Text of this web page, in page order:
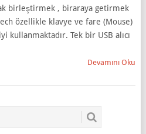
birleştirmek , biraraya getirmek
özellikle klavye ve fare (Mouse)
Tek bir USB alıcı
Devamını Oku